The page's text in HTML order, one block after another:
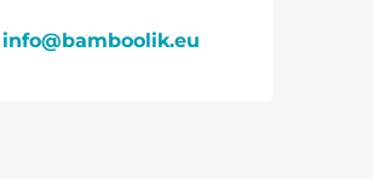
info@bamboolik.eu